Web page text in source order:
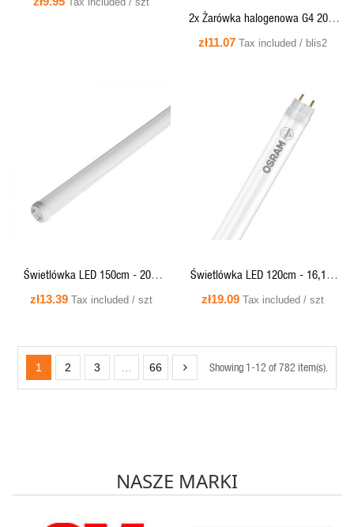
2x Żarówka halogenowa G4 20W
12V - 64425 Osram
zł11.07 Tax included / blis2
QUICK VIEW
Świetlówka LED 150cm - 20W
2000lm 4000K G13 - VT-1575
zł13.39 Tax included / szt
QUICK VIEW
Świetlówka LED 120cm - 16,1W
1800lm 6500K G13 - ST8E-1.2M
zł19.09 Tax included / szt
1 2 3 … 66 Showing 1-12 of 782 item(s).
NASZE MARKI